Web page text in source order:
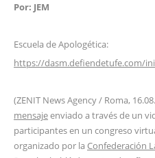
Por: JEM
Escuela de Apologética:
https://dasm.defiendetufe.com/
(ZENIT News Agency / Roma,
mensajeenviado a través de un
participantes en un congreso
organizado por la Confederación